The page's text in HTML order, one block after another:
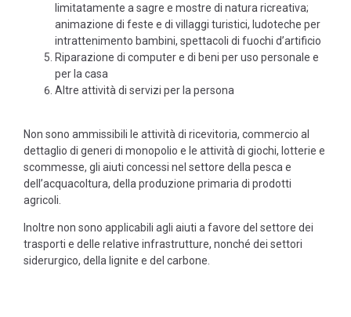
limitatamente a sagre e mostre di natura ricreativa;
animazione di feste e di villaggi turistici, ludoteche per
intrattenimento bambini, spettacoli di fuochi d’artificio
Riparazione di computer e di beni per uso personale e
per la casa
Altre attività di servizi per la persona
Non sono ammissibili le attività di ricevitoria, commercio al
dettaglio di generi di monopolio e le attività di giochi, lotterie e
scommesse, gli aiuti concessi nel settore della pesca e
dell’acquacoltura, della produzione primaria di prodotti
agricoli.
Inoltre non sono applicabili agli aiuti a favore del settore dei
trasporti e delle relative infrastrutture, nonché dei settori
siderurgico, della lignite e del carbone.